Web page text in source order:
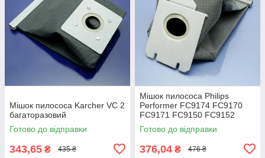
Мішок пилососа Karcher VC 2
багаторазовий
Готово до відправки
343,65 ₴ 435 ₴
Мішок пилососа Philips
Performer FC9174 FC9170
FC9171 FC9150 FC9152
FC9160 FC9162 FC9166
FC9173 FC9175 FC9176
Готово до відправки
376,04 ₴ 476 ₴